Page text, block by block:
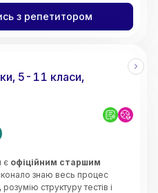
складних тем
підхід до навчання
учня
учнів
з репетитором
5-11 класи,
є офіційним старшим
знаю весь процес
структуру тестів і